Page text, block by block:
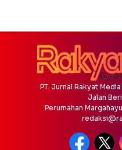
PT. Jurnal Rakyat
Jalan
Perumahan